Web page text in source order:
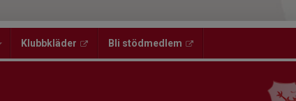
Klubbkläder Bli stödmedlem